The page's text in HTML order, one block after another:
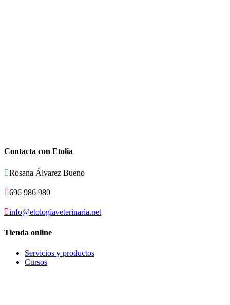
Contacta con Etolia
Rosana Álvarez Bueno
696 986 980
info@etologiaveterinaria.net
Tienda online
Servicios y productos
Cursos